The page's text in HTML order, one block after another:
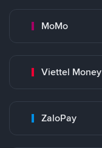
MoMo
Viettel Money
ZaloPay